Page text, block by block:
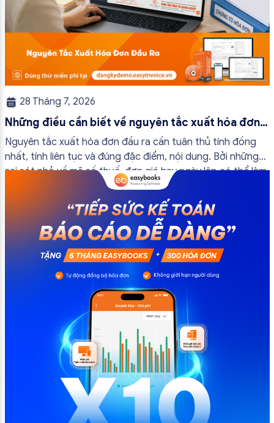
28 Tháng 7, 2026
Những điều cần biết về nguyên tắc xuất hóa đơn
đầu ra
Nguyên tắc xuất hóa đơn đầu ra cần tuân thủ tính đồng
nhất, tính liên tục và đúng đặc điểm, nội dung. Bởi những
sai sót nhỏ về mã số thuế, đơn giá hay ngày lập có thể làm
ảnh hưởng đến quá trình quyết toán thuế của bạn. Kế
toán có thể tham khảo […]